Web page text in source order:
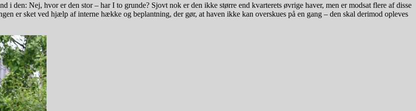
i den: Nej, hvor er den stor – har I to grunde? Sjovt nok er den ikke større end kvarterets øvrige haver, men er modsat flere af disse
er sket ved hjælp af interne hække og beplantning, der gør, at haven ikke kan overskues på en gang – den skal derimod opleves